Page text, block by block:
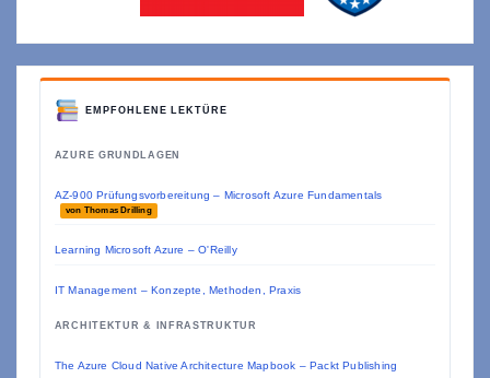
EMPFOHLENE LEKTÜRE
AZURE GRUNDLAGEN
AZ-900 Prüfungsvorbereitung – Microsoft Azure Fundamentals
von Thomas Drilling
Learning Microsoft Azure – O'Reilly
IT Management – Konzepte, Methoden, Praxis
ARCHITEKTUR & INFRASTRUKTUR
The Azure Cloud Native Architecture Mapbook – Packt Publishing